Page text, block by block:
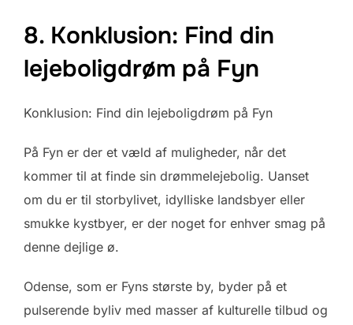
8. Konklusion: Find din
lejeboligdrøm på Fyn
Konklusion: Find din lejeboligdrøm på Fyn
På Fyn er der et væld af muligheder, når det
kommer til at finde sin drømmelejebolig. Uanset
om du er til storbylivet, idylliske landsbyer eller
smukke kystbyer, er der noget for enhver smag på
denne dejlige ø.
Odense, som er Fyns største by, byder på et
pulserende byliv med masser af kulturelle tilbud og